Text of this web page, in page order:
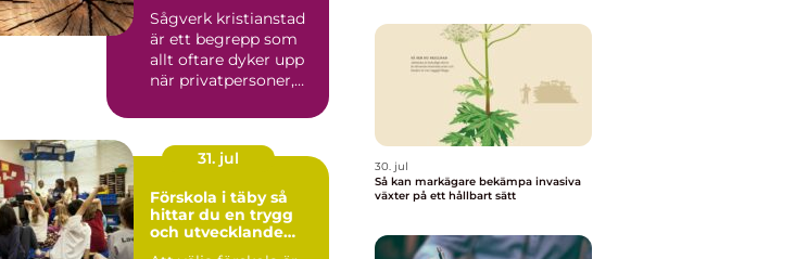
Sågverk kristianstad
är ett begrepp som
allt oftare dyker upp
när privatpersoner,
31. jul
Förskola i täby så
hittar du en trygg
och utvecklande
30. jul
Så kan markägare bekämpa invasiva
växter på ett hållbart sätt